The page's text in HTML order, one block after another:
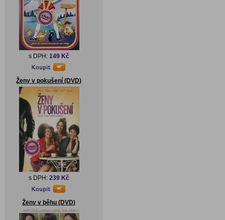
s DPH: 149 Kč
Ženy v pokušení (DVD)
s DPH: 239 Kč
Ženy v běhu (DVD)